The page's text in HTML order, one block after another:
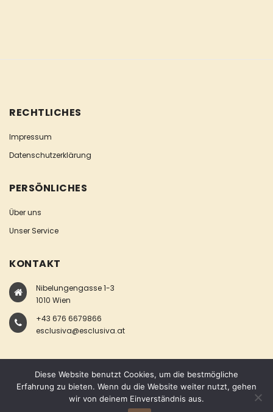
RECHTLICHES
Impressum
Datenschutzerklärung
PERSÖNLICHES
Über uns
Unser Service
KONTAKT
Nibelungengasse 1-3
1010 Wien
+43 676 6679866
esclusiva@esclusiva.at
COPYRIGHT © ESCLUSIVA
Diese Website benutzt Cookies, um die bestmögliche
Erfahrung zu bieten. Wenn du die Website weiter nutzt, gehen
wir von deinem Einverständnis aus.